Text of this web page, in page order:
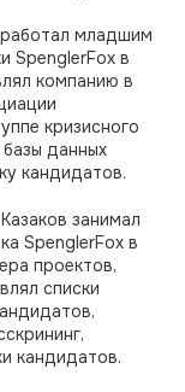
младшим
SpenglerFox в
компанию в
кризисного
данных
кандидатов.
занимал
SpenglerFox в
проектов,
списки
кандидатов.